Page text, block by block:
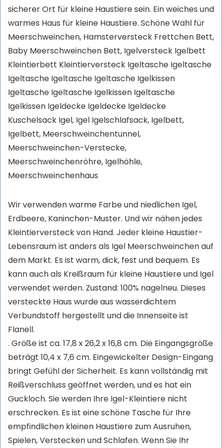
sicherer Ort für kleine Haustiere sein. Ein weiches und
warmes Haus für kleine Haustiere. Schöne Wahl für
Meerschweinchen, Hamsterversteck Frettchen Bett,
Baby Meerschweinchen Bett, Igelversteck Igelbett
Kleintierbett Kleintierversteck Igeltasche Igeltasche
Igeltasche Igeltasche Igeltasche Igelkissen
Igeltasche Igeltasche Igelkissen Igeltasche
Igelkissen Igeldecke Igeldecke Igeldecke
Kuschelsack Igel, Igel Igelschlafsack, Igelbett,
Igelbett, Meerschweinchentunnel,
Meerschweinchen-Verstecke,
Meerschweinchenröhre, Igelhöhle,
Meerschweinchenhaus
Wir verwenden warme Farbe und niedlichen Igel,
Erdbeere, Kaninchen-Muster. Und wir nähen jedes
Kleintierversteck von Hand. Jeder kleine Haustier-
Lebensraum ist anders als Igel Meerschweinchen auf
dem Markt. Es ist warm, dick, fest und bequem. Es
kann auch als Kreißraum für kleine Haustiere und Igel
verwendet werden. Zustand: 100% nagelneu. Dieses
versteckte Haus wurde aus wasserdichtem
Verbundstoff hergestellt und die Innenseite ist
Flanell.
. Größe ist ca. 17,8 x 26,2 x 16,8 cm. Die Eingangsgröße
beträgt 10,4 x 7,6 cm. Eingewickelter Design-Eingang
bringt Gefühl der Sicherheit. Es kann vollständig mit
Reißverschluss geöffnet werden, und es hat ein
Guckloch. Sie werden Ihre Igel-Kleintiere nicht
erschrecken. Es ist eine schöne Tasche für Ihre
empfindlichen kleinen Haustiere zum Ausruhen,
Spielen, Verstecken und Schlafen. Wenn Sie Ihr